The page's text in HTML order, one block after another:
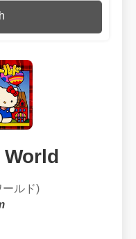
ールド)